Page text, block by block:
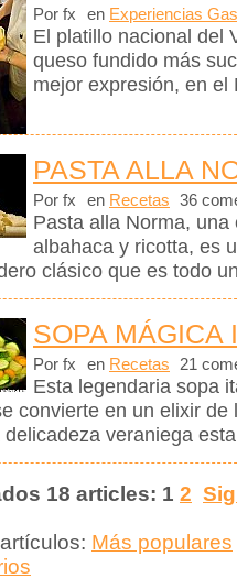
Por fx en Experiencias
El platillo nacional del
queso fundido más
mejor expresión, en el
PASTA ALLA
Por fx en Recetas 36
Pasta alla Norma,
albahaca y ricotta, es
clásico que es todo
SOPA MÁGICA
Por fx en Recetas 21
Esta legendaria sopa
convierte en un elixir
veraniega
18 articles: 1 2
Más populares